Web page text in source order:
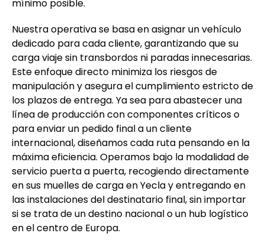
mínimo posible.
Nuestra operativa se basa en asignar un vehículo
dedicado para cada cliente, garantizando que su
carga viaje sin transbordos ni paradas innecesarias.
Este enfoque directo minimiza los riesgos de
manipulación y asegura el cumplimiento estricto de
los plazos de entrega. Ya sea para abastecer una
línea de producción con componentes críticos o
para enviar un pedido final a un cliente
internacional, diseñamos cada ruta pensando en la
máxima eficiencia. Operamos bajo la modalidad de
servicio puerta a puerta, recogiendo directamente
en sus muelles de carga en Yecla y entregando en
las instalaciones del destinatario final, sin importar
si se trata de un destino nacional o un hub logístico
en el centro de Europa.